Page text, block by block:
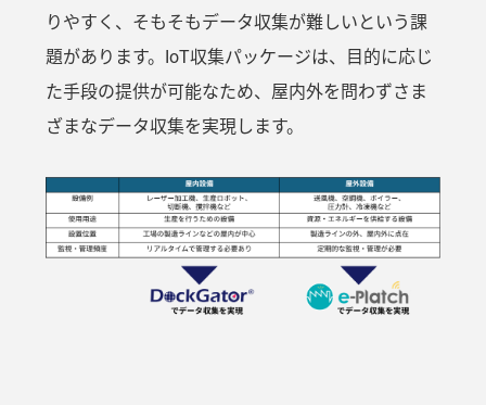
りやすく、そもそもデータ収集が難しいという課
題があります。IoT収集パッケージは、目的に応じ
た手段の提供が可能なため、屋内外を問わずさま
ざまなデータ収集を実現します。